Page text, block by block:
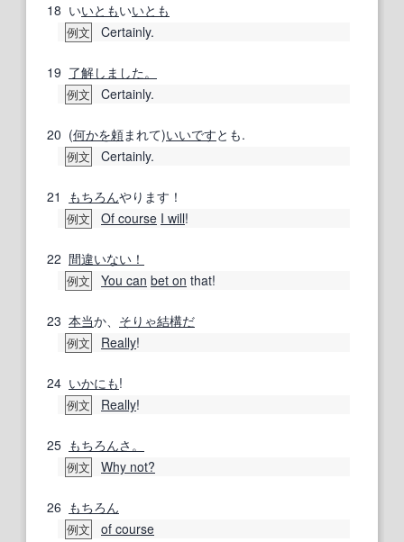
18 いいともいいとも
例文 Certainly.
19 了解しました。
例文 Certainly.
20 (何かを頼まれて)いいですとも.
例文 Certainly.
21 もちろんやります！
例文 Of course I will!
22 間違いない！
例文 You can bet on that!
23 本当か、 そりゃ結構だ
例文 Really!
24 いかにも!
例文 Really!
25 もちろんさ。
例文 Why not?
26 もちろん
例文 of course